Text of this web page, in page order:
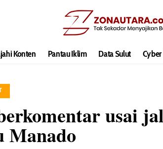
Konten Pantau Iklim Data Sulut
usai
Manado